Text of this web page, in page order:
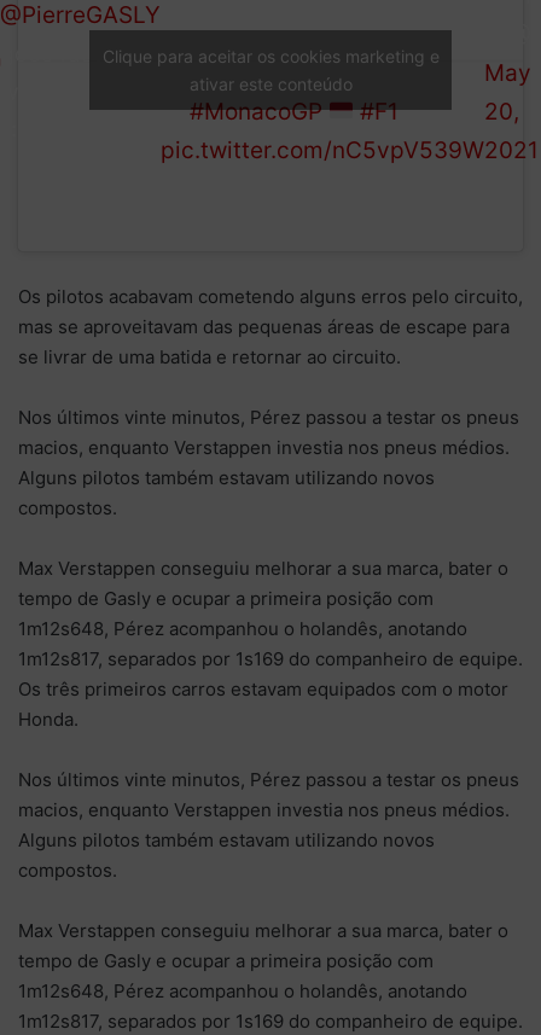
@PierreGASLY
goes fastest,
three, with Valtteri Bottas in
P4 and Max Verstappen in
P5#MonacoGP
#F1
pic.twitter.com/nC5vpV539W
May
20,
2021
Clique para aceitar os cookies marketing e
ativar este conteúdo
Os pilotos acabavam cometendo alguns erros pelo circuito,
mas se aproveitavam das pequenas áreas de escape para
se livrar de uma batida e retornar ao circuito.
Nos últimos vinte minutos, Pérez passou a testar os pneus
macios, enquanto Verstappen investia nos pneus médios.
Alguns pilotos também estavam utilizando novos
compostos.
Max Verstappen conseguiu melhorar a sua marca, bater o
tempo de Gasly e ocupar a primeira posição com
1m12s648, Pérez acompanhou o holandês, anotando
1m12s817, separados por 1s169 do companheiro de equipe.
Os três primeiros carros estavam equipados com o motor
Honda.
Nos últimos vinte minutos, Pérez passou a testar os pneus
macios, enquanto Verstappen investia nos pneus médios.
Alguns pilotos também estavam utilizando novos
compostos.
Max Verstappen conseguiu melhorar a sua marca, bater o
tempo de Gasly e ocupar a primeira posição com
1m12s648, Pérez acompanhou o holandês, anotando
1m12s817, separados por 1s169 do companheiro de equipe.